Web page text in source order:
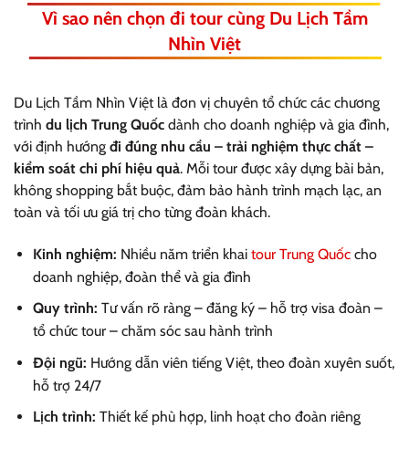
Vì sao nên chọn đi tour cùng Du Lịch Tầm
Nhìn Việt
Du Lịch Tầm Nhìn Việt là đơn vị chuyên tổ chức các chương
trình du lịch Trung Quốc dành cho doanh nghiệp và gia đình,
với định hướng đi đúng nhu cầu – trải nghiệm thực chất –
kiểm soát chi phí hiệu quả. Mỗi tour được xây dựng bài bản,
không shopping bắt buộc, đảm bảo hành trình mạch lạc, an
toàn và tối ưu giá trị cho từng đoàn khách.
Kinh nghiệm: Nhiều năm triển khai tour Trung Quốccho
doanh nghiệp, đoàn thể và gia đình
Quy trình: Tư vấn rõ ràng – đăng ký – hỗ trợ visa đoàn –
tổ chức tour – chăm sóc sau hành trình
Đội ngũ: Hướng dẫn viên tiếng Việt, theo đoàn xuyên suốt,
hỗ trợ 24/7
Lịch trình: Thiết kế phù hợp, linh hoạt cho đoàn riêng